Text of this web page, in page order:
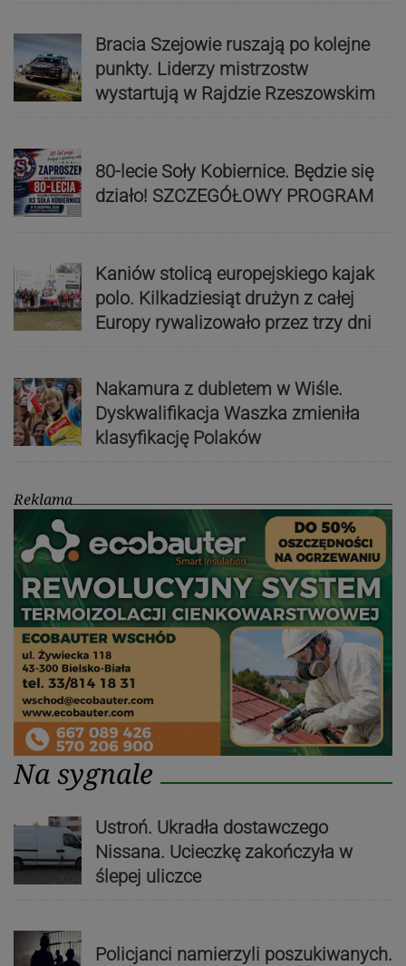
Bracia Szejowie ruszają po kolejne
punkty. Liderzy mistrzostw
wystartują w Rajdzie Rzeszowskim
80-lecie Soły Kobiernice. Będzie się
działo! SZCZEGÓŁOWY PROGRAM
Kaniów stolicą europejskiego kajak
polo. Kilkadziesiąt drużyn z całej
Europy rywalizowało przez trzy dni
Nakamura z dubletem w Wiśle.
Dyskwalifikacja Waszka zmieniła
klasyfikację Polaków
Reklama
Na sygnale
Ustroń. Ukradła dostawczego
Nissana. Ucieczkę zakończyła w
ślepej uliczce
Policjanci namierzyli poszukiwanych.